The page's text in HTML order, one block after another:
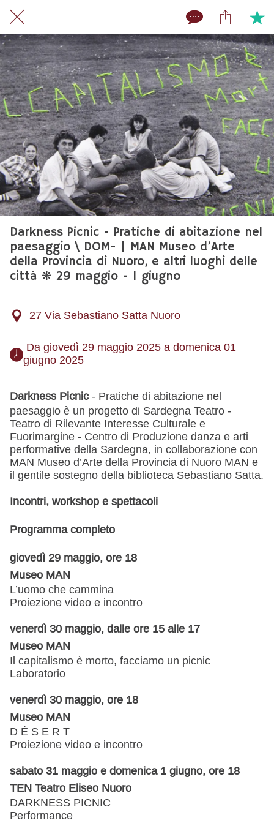
Darkness Picnic - Pratiche di abitazione nel
paesaggio \ DOM- | MAN Museo d’Arte
della Provincia di Nuoro, e altri luoghi delle
città ❋ 29 maggio - 1 giugno
27 Via Sebastiano Satta Nuoro
giugno 2025
Darkness Picnic- Pratiche di abitazione nel
paesaggio è un progetto di Sardegna Teatro -
Teatro di Rilevante Interesse Culturale e
Fuorimargine - Centro di Produzione danza e arti
performative della Sardegna, in collaborazione con
MAN Museo d’Arte della Provincia di Nuoro MAN e
il gentile sostegno della biblioteca Sebastiano Satta.
Incontri, workshop e spettacoli
Programma completo
giovedì 29 maggio, ore 18
Museo MAN
L’uomo che cammina
Proiezione video e incontro
venerdì 30 maggio, dalle ore 15 alle 17
Museo MAN
Il capitalismo è morto, facciamo un picnic
Laboratorio
venerdì 30 maggio, ore 18
Museo MAN
D É S E R T
Proiezione video e incontro
sabato 31 maggio e domenica 1 giugno, ore 18
TEN Teatro Eliseo Nuoro
DARKNESS PICNIC
Performance